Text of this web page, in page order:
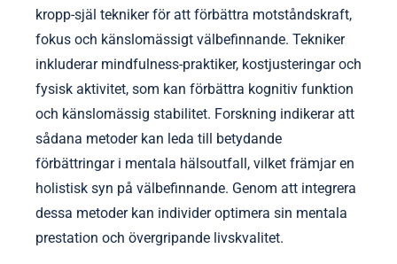
kropp-själ tekniker för att förbättra motståndskraft,
fokus och känslomässigt välbefinnande. Tekniker
inkluderar mindfulness-praktiker, kostjusteringar och
fysisk aktivitet, som kan förbättra kognitiv funktion
och känslomässig stabilitet. Forskning indikerar att
sådana metoder kan leda till betydande
förbättringar i mentala hälsoutfall, vilket främjar en
holistisk syn på välbefinnande. Genom att integrera
dessa metoder kan individer optimera sin mentala
prestation och övergripande livskvalitet.